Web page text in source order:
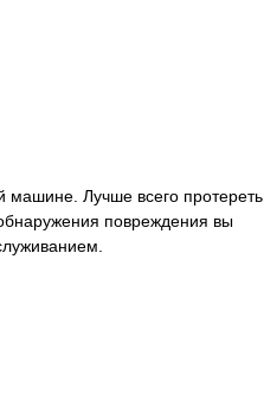
машине. Лучше всего протереть
повреждения вы